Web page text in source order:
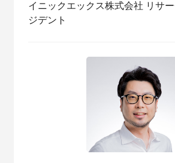
イニックエックス株式会社 リサ
ジデント